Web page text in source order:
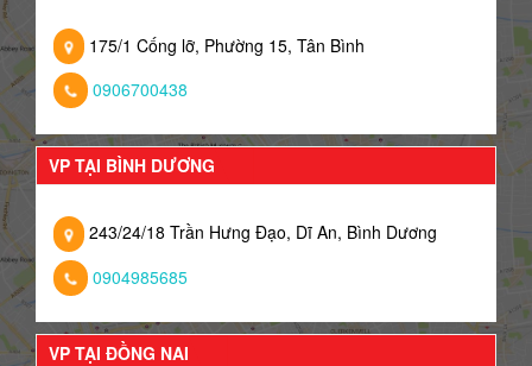
175/1 Cống lỡ, Phường 15, Tân Bình
0906700438
VP TẠI BÌNH DƯƠNG
243/24/18 Trần Hưng Đạo, Dĩ An, Bình Dương
0904985685
VP TẠI ĐỒNG NAI